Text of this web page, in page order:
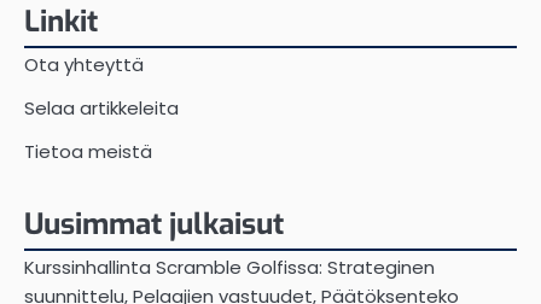
Linkit
Ota yhteyttä
Selaa artikkeleita
Tietoa meistä
Uusimmat julkaisut
Kurssinhallinta Scramble Golfissa: Strateginen
suunnittelu, Pelaajien vastuudet, Päätöksenteko